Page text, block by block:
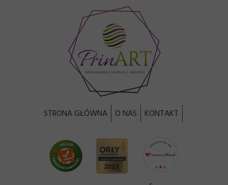
STRONA GŁÓWNA O NAS KONTAKT